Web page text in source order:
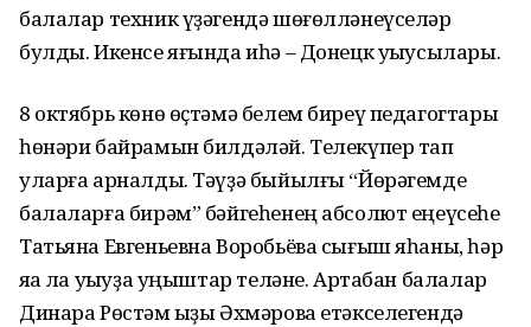
балалар техник үҙәгендә шөғөлләнеүселәр
булды. Икенсе яғында иһә – Донецк уҡыусылары.
8 октябрь көнө өҫтәмә белем биреү педагогтары
һөнәри байрамын билдәләй. Телекүпер тап
уларға арналды. Тәүҙә быйылғы “Йөрәгемде
балаларға бирәм” бәйгеһенең абсолют еңеүсеһе
Татьяна Евгеньевна Воробьёва сығыш яһаны, һәр
яҡҡа ла уҡыуҙа уңыштар теләне. Артабан балалар
Динара Рөстәм ҡыҙы Әхмәрова етәкселегендә